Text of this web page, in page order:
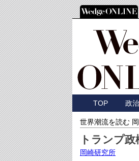
TOP 政
世界潮流を読む
トランプ
岡崎研究所